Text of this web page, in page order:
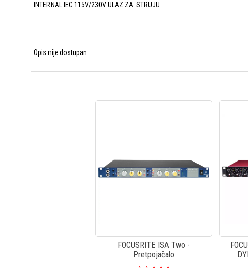
INTERNAL IEC 115V/230V ULAZ ZA STRUJU
Opis nije dostupan
FOCUSRITE ISA Two -
Pretpojačalo